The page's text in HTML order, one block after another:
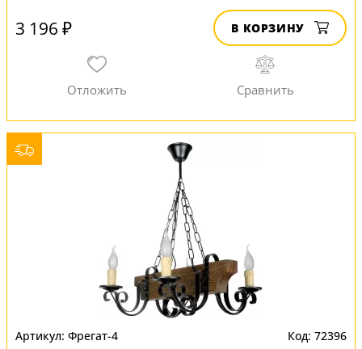
3 196 ₽ В КОРЗИНУ
Фрегат-4 72396